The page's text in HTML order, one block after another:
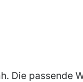
Die passende